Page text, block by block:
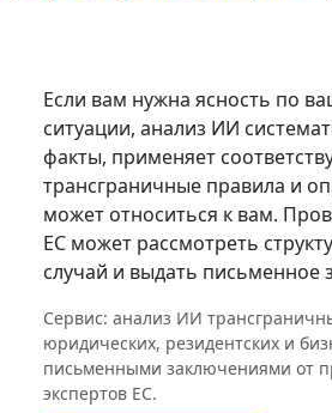
Если вам нужна ясность по
ситуации, анализ ИИ
факты, применяет
трансграничные правила и
может относиться к вам.
ЕС может рассмотреть
случай и выдать письменное
Сервис: анализ ИИ
юридических, резидентских и
письменными заключениями от
экспертов ЕС.